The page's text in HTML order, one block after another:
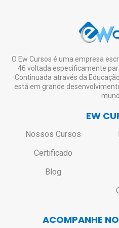
O Ew Cursos é uma empresa
46 voltada especificamente
Continuada através da
está em grande
EW
Nossos Cursos
Certificado
Blog
ACOMPANHE